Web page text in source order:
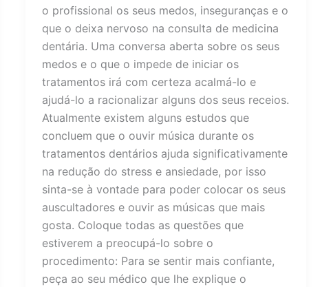
o profissional os seus medos, inseguranças e o
que o deixa nervoso na consulta de medicina
dentária. Uma conversa aberta sobre os seus
medos e o que o impede de iniciar os
tratamentos irá com certeza acalmá-lo e
ajudá-lo a racionalizar alguns dos seus receios.
Atualmente existem alguns estudos que
concluem que o ouvir música durante os
tratamentos dentários ajuda significativamente
na redução do stress e ansiedade, por isso
sinta-se à vontade para poder colocar os seus
auscultadores e ouvir as músicas que mais
gosta. Coloque todas as questões que
estiverem a preocupá-lo sobre o
procedimento: Para se sentir mais confiante,
peça ao seu médico que lhe explique o